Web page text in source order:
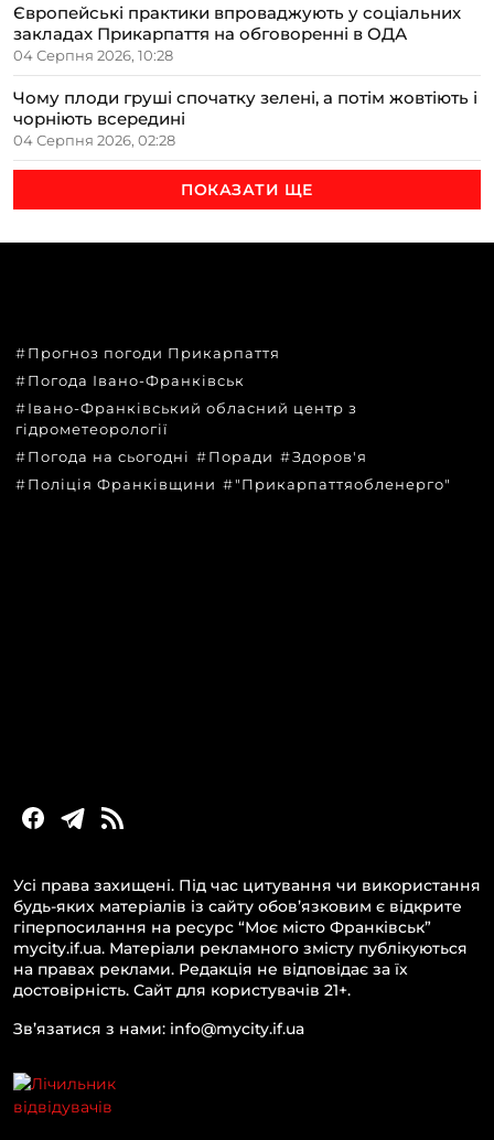
Європейські практики впроваджують у соціальних
закладах Прикарпаття на обговоренні в ОДА
04 Серпня 2026, 10:28
Чому плоди груші спочатку зелені, а потім жовтіють і
чорніють всередині
04 Серпня 2026, 02:28
ПОКАЗАТИ ЩЕ
Прогноз погоди Прикарпаття
Погода Івано-Франківськ
Івано-Франківський обласний центр з
гідрометеорології
Погода на сьогодні
Поради
Здоров'я
Поліція Франківщини
"Прикарпаттяобленерго"
Усі права захищені. Під час цитування чи використання
будь-яких матеріалів із сайту обов’язковим є відкрите
гіперпосилання на ресурс “Моє місто Франківськ”
mycity.if.ua. Матеріали рекламного змісту публікуються
на правах реклами. Редакція не відповідає за їх
достовірність. Сайт для користувачів 21+.
Зв’язатися з нами: info@mycity.if.ua